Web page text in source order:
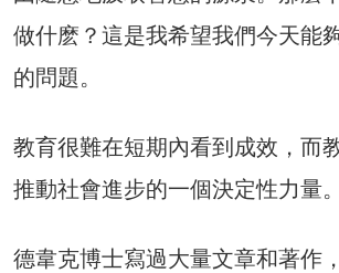
做什麽？這是我希望我們今天能
的問題。
教育很難在短期內看到成效，而
推動社會進步的一個決定性力量。
德韋克博士寫過大量文章和著作